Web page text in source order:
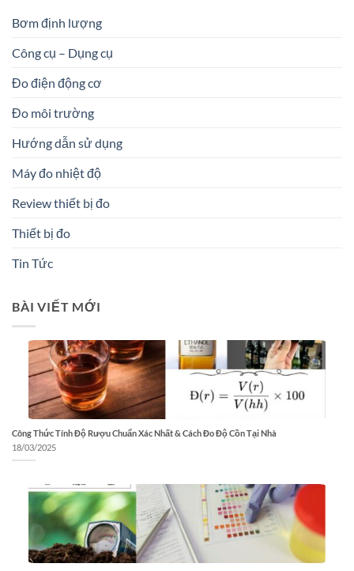
Bơm định lượng
Công cụ – Dụng cụ
Đo điện động cơ
Đo môi trường
Hướng dẫn sử dụng
Máy đo nhiệt độ
Review thiết bị đo
Thiết bị đo
Tin Tức
BÀI VIẾT MỚI
Công Thức Tính Độ Rượu Chuẩn Xác Nhất & Cách Đo Độ Cồn Tại Nhà
18/03/2025